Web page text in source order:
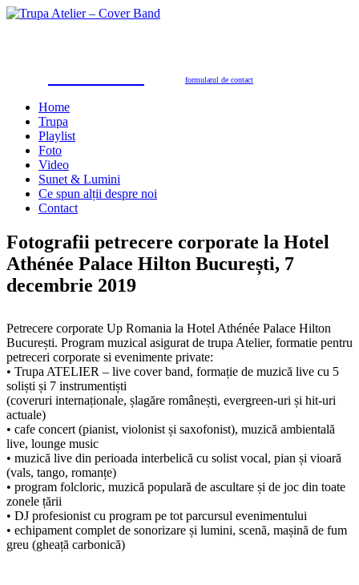
formularul de contact
Home
Trupa
Playlist
Foto
Video
Sunet & Lumini
Ce spun alții despre noi
Contact
Fotografii petrecere corporate la Hotel
Athénée Palace Hilton București, 7
decembrie 2019
Petrecere corporate Up Romania la Hotel Athénée Palace Hilton
București. Program muzical asigurat de trupa Atelier, formatie pentru
petreceri corporate si evenimente private:
• Trupa ATELIER – live cover band, formație de muzică live cu 5
soliști și 7 instrumentiști
(coveruri internaționale, șlagăre românești, evergreen-uri și hit-uri
actuale)
• cafe concert (pianist, violonist și saxofonist), muzică ambientală
live, lounge music
• muzică live din perioada interbelică cu solist vocal, pian și vioară
(vals, tango, romanțe)
• program folcloric, muzică populară de ascultare și de joc din toate
zonele țării
• DJ profesionist cu program pe tot parcursul evenimentului
• echipament complet de sonorizare și lumini, scenă, mașină de fum
greu (gheață carbonică)